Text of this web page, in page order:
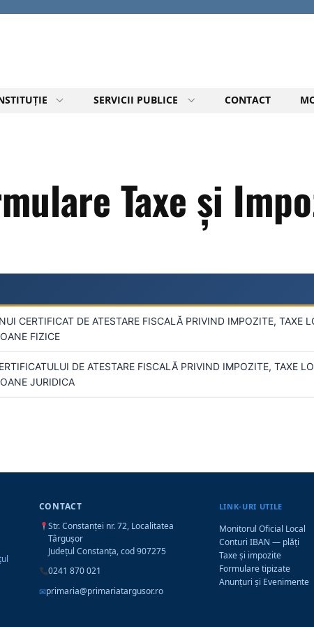
SERVICII PUBLICE CONTACT
Taxe și
CERTIFICAT DE ATESTARE FISCALĂ PRIVIND IMPOZITE, TAXE
FIZICE
DE ATESTARE FISCALĂ PRIVIND IMPOZITE, TAXE
JURIDICA
CONTACT
Str. Constanței nr. 72, Localitatea
Târgușor
Județul Constanța, cod 907275
0241 870 021
✉primaria@primariatargusor.ro
LINK-URI UTILE
Monitorul Oficial Local
Conturi IBAN — plăți
Taxe și impozite
Formulare tipizate
Anunțuri și Evenimente